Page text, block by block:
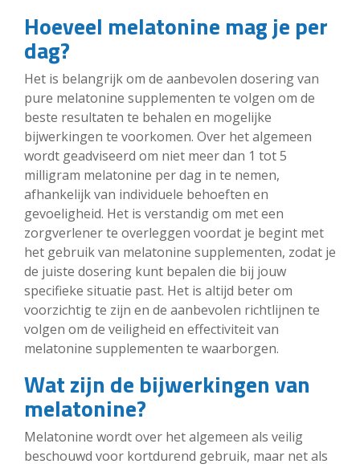
Hoeveel melatonine mag je per
dag?
Het is belangrijk om de aanbevolen dosering van
pure melatonine supplementen te volgen om de
beste resultaten te behalen en mogelijke
bijwerkingen te voorkomen. Over het algemeen
wordt geadviseerd om niet meer dan 1 tot 5
milligram melatonine per dag in te nemen,
afhankelijk van individuele behoeften en
gevoeligheid. Het is verstandig om met een
zorgverlener te overleggen voordat je begint met
het gebruik van melatonine supplementen, zodat je
de juiste dosering kunt bepalen die bij jouw
specifieke situatie past. Het is altijd beter om
voorzichtig te zijn en de aanbevolen richtlijnen te
volgen om de veiligheid en effectiviteit van
melatonine supplementen te waarborgen.
Wat zijn de bijwerkingen van
melatonine?
Melatonine wordt over het algemeen als veilig
beschouwd voor kortdurend gebruik, maar net als